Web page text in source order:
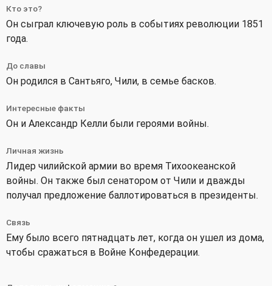
Кто это?
Он сыграл ключевую роль в событиях революции 1851
года.
До славы
Он родился в Сантьяго, Чили, в семье басков.
Интересные факты
Он и Александр Келли были героями войны.
Личная жизнь
Лидер чилийской армии во время Тихоокеанской
войны. Он также был сенатором от Чили и дважды
получал предложение баллотироваться в президенты.
Связь
Ему было всего пятнадцать лет, когда он ушел из дома,
чтобы сражаться в Войне Конфедерации.